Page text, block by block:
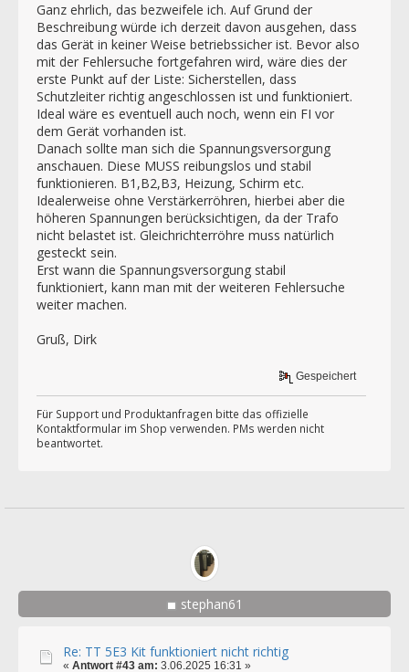
Ganz ehrlich, das bezweifele ich. Auf Grund der
Beschreibung würde ich derzeit davon ausgehen, dass
das Gerät in keiner Weise betriebssicher ist. Bevor also
mit der Fehlersuche fortgefahren wird, wäre dies der
erste Punkt auf der Liste: Sicherstellen, dass
Schutzleiter richtig angeschlossen ist und funktioniert.
Ideal wäre es eventuell auch noch, wenn ein FI vor
dem Gerät vorhanden ist.
Danach sollte man sich die Spannungsversorgung
anschauen. Diese MUSS reibungslos und stabil
funktionieren. B1,B2,B3, Heizung, Schirm etc.
Idealerweise ohne Verstärkerröhren, hierbei aber die
höheren Spannungen berücksichtigen, da der Trafo
nicht belastet ist. Gleichrichterröhre muss natürlich
gesteckt sein.
Erst wann die Spannungsversorgung stabil
funktioniert, kann man mit der weiteren Fehlersuche
weiter machen.
Gruß, Dirk
Gespeichert
Für Support und Produktanfragen bitte das offizielle
Kontaktformular im Shop verwenden. PMs werden nicht
beantwortet.
stephan61
Re: TT 5E3 Kit funktioniert nicht richtig
« Antwort #43 am: 3.06.2025 16:31 »